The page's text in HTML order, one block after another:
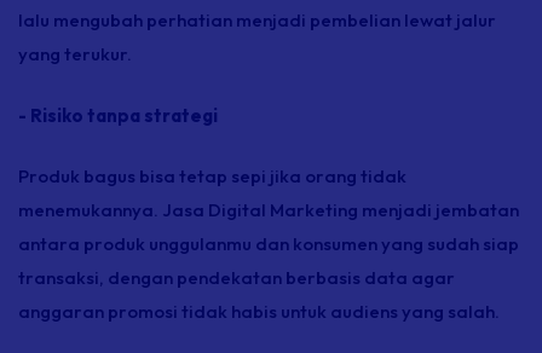
lalu mengubah perhatian menjadi pembelian lewat jalur
yang terukur.
- Risiko tanpa strategi
Produk bagus bisa tetap sepi jika orang tidak
menemukannya. Jasa Digital Marketing menjadi jembatan
antara produk unggulanmu dan konsumen yang sudah siap
transaksi, dengan pendekatan berbasis data agar
anggaran promosi tidak habis untuk audiens yang salah.